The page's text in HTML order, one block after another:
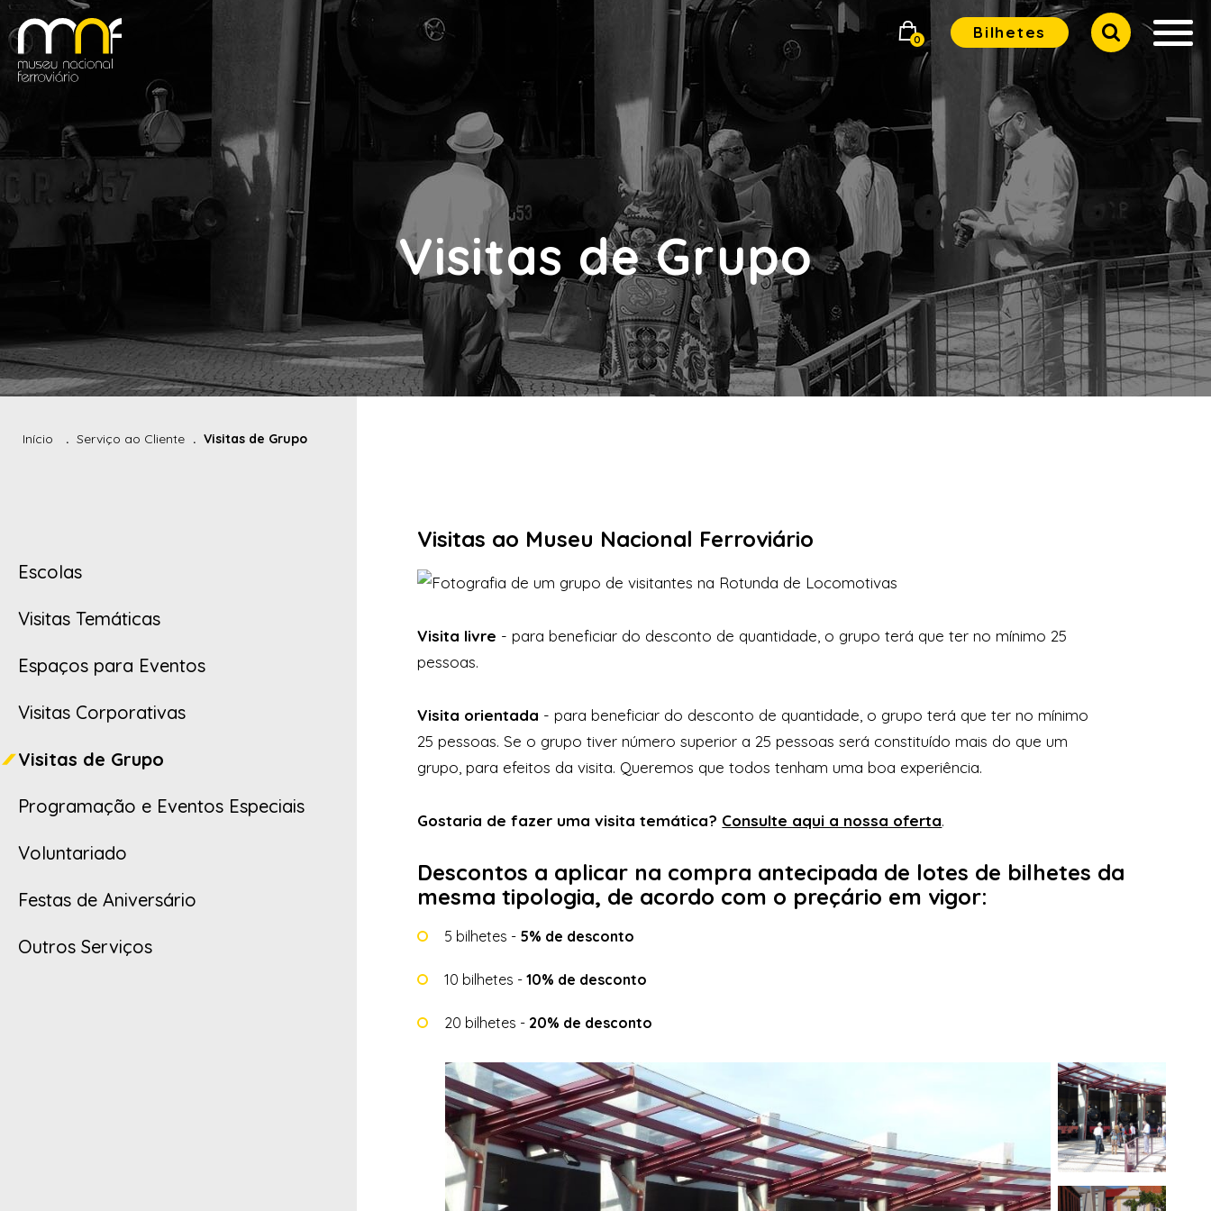
0 Bilhetes
Visitas de Grupo
Início Serviço ao Cliente Visitas de Grupo
Escolas
Visitas Temáticas
Espaços para Eventos
Visitas Corporativas
Visitas de Grupo
Programação e Eventos Especiais
Voluntariado
Festas de Aniversário
Outros Serviços
Visitas ao Museu Nacional Ferroviário
Visita livre - para beneficiar do desconto de quantidade, o grupo terá que ter no mínimo 25
pessoas.
Visita orientada - para beneficiar do desconto de quantidade, o grupo terá que ter no mínimo
25 pessoas. Se o grupo tiver número superior a 25 pessoas será constituído mais do que um
grupo, para efeitos da visita. Queremos que todos tenham uma boa experiência.
Gostaria de fazer uma visita temática? Consulte aqui a nossa oferta.
Descontos a aplicar na compra antecipada de lotes de bilhetes da
mesma tipologia, de acordo com o preçário em vigor:
5 bilhetes - 5% de desconto
10 bilhetes - 10% de desconto
20 bilhetes - 20% de desconto